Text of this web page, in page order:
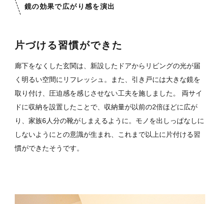
片づける習慣ができた
廊下をなくした玄関は、新設したドアからリビングの光が届
く明るい空間にリフレッシュ。また、引き戸には大きな鏡を
取り付け、圧迫感を感じさせない工夫を施しました。
両サイ
ドに収納を設置したことで、収納量が以前の2倍ほどに広が
り、家族6人分の靴がしまえるように。モノを出しっぱなしに
しないようにとの意識が生まれ、これまで以上に片付ける習
慣ができたそうです。
鏡の効果で広がり感を演出